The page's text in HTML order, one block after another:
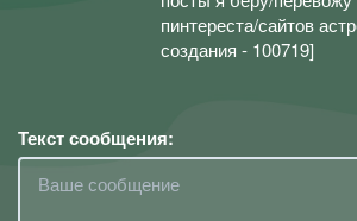
пинтереста/сайтов
создания - 100719]
Текст сообщения: